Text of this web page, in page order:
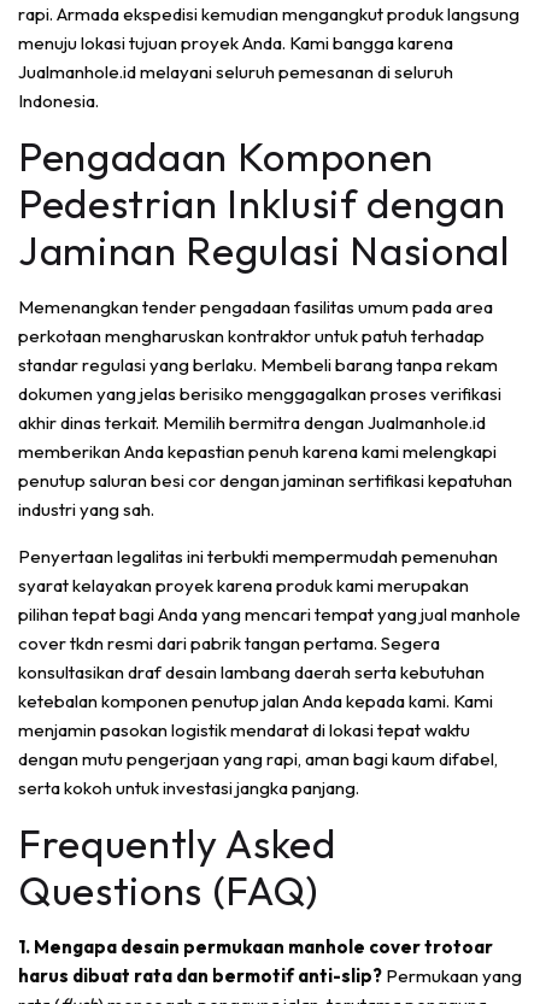
rapi. Armada ekspedisi kemudian mengangkut produk langsung
menuju lokasi tujuan proyek Anda. Kami bangga karena
Jualmanhole.id melayani seluruh pemesanan di seluruh
Indonesia.
Pengadaan Komponen
Pedestrian Inklusif dengan
Jaminan Regulasi Nasional
Memenangkan tender pengadaan fasilitas umum pada area
perkotaan mengharuskan kontraktor untuk patuh terhadap
standar regulasi yang berlaku. Membeli barang tanpa rekam
dokumen yang jelas berisiko menggagalkan proses verifikasi
akhir dinas terkait. Memilih bermitra dengan Jualmanhole.id
memberikan Anda kepastian penuh karena kami melengkapi
penutup saluran besi cor dengan jaminan sertifikasi kepatuhan
industri yang sah.
Penyertaan legalitas ini terbukti mempermudah pemenuhan
syarat kelayakan proyek karena produk kami merupakan
pilihan tepat bagi Anda yang mencari tempat yangjual manhole
cover tkdnresmi dari pabrik tangan pertama. Segera
konsultasikan draf desain lambang daerah serta kebutuhan
ketebalan komponen penutup jalan Anda kepada kami. Kami
menjamin pasokan logistik mendarat di lokasi tepat waktu
dengan mutu pengerjaan yang rapi, aman bagi kaum difabel,
serta kokoh untuk investasi jangka panjang.
Frequently Asked
Questions (FAQ)
1. Mengapa desain permukaan manhole cover trotoar
harus dibuat rata dan bermotif anti-slip? Permukaan yang